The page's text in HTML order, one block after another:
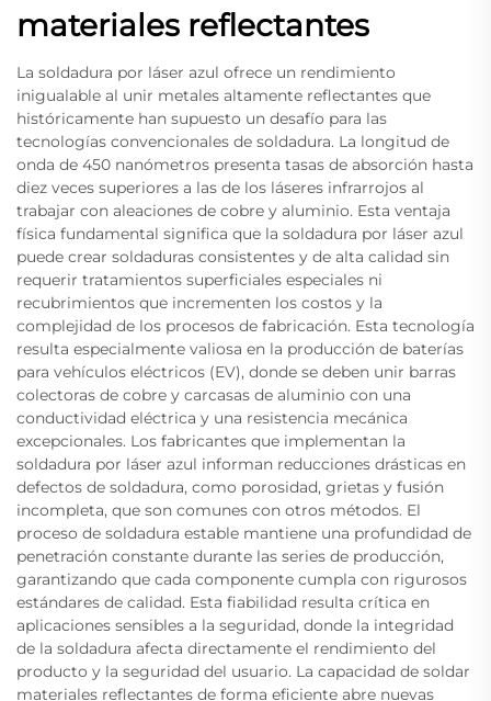
materiales reflectantes
La soldadura por láser azul ofrece un rendimiento
inigualable al unir metales altamente reflectantes que
históricamente han supuesto un desafío para las
tecnologías convencionales de soldadura. La longitud de
onda de 450 nanómetros presenta tasas de absorción hasta
diez veces superiores a las de los láseres infrarrojos al
trabajar con aleaciones de cobre y aluminio. Esta ventaja
física fundamental significa que la soldadura por láser azul
puede crear soldaduras consistentes y de alta calidad sin
requerir tratamientos superficiales especiales ni
recubrimientos que incrementen los costos y la
complejidad de los procesos de fabricación. Esta tecnología
resulta especialmente valiosa en la producción de baterías
para vehículos eléctricos (EV), donde se deben unir barras
colectoras de cobre y carcasas de aluminio con una
conductividad eléctrica y una resistencia mecánica
excepcionales. Los fabricantes que implementan la
soldadura por láser azul informan reducciones drásticas en
defectos de soldadura, como porosidad, grietas y fusión
incompleta, que son comunes con otros métodos. El
proceso de soldadura estable mantiene una profundidad de
penetración constante durante las series de producción,
garantizando que cada componente cumpla con rigurosos
estándares de calidad. Esta fiabilidad resulta crítica en
aplicaciones sensibles a la seguridad, donde la integridad
de la soldadura afecta directamente el rendimiento del
producto y la seguridad del usuario. La capacidad de soldar
materiales reflectantes de forma eficiente abre nuevas